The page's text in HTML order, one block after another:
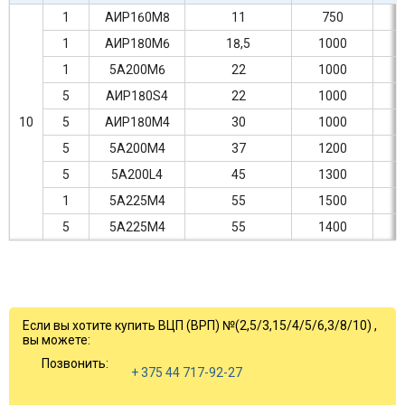
10
1 АИР160М8 11
750
1
АИР180М6 18,5
1000
1
5А200М6 22
1000
5
АИР180S4 22
1000
5
АИР180М4 30
1000
5
5А200М4 37
1200
5
5А200L4 45
1300
1
5А225М4 55
1500
5
5А225М4 55 1400
Если вы хотите купить ВЦП (ВРП) №(2,5/3,15/4/5/6,3/8/10) ,
вы можете:
Позвонить:
+ 375 44 717-92-27